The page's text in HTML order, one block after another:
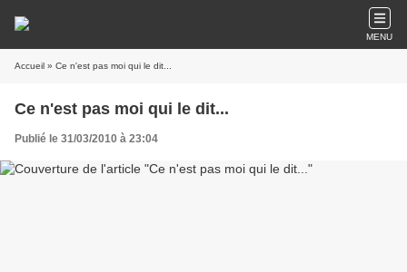
MENU
Accueil » Ce n'est pas moi qui le dit...
Ce n'est pas moi qui le dit...
Publié le 31/03/2010 à 23:04